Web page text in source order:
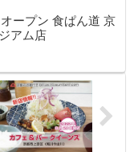
ープン 食ぱん道 京
アム店